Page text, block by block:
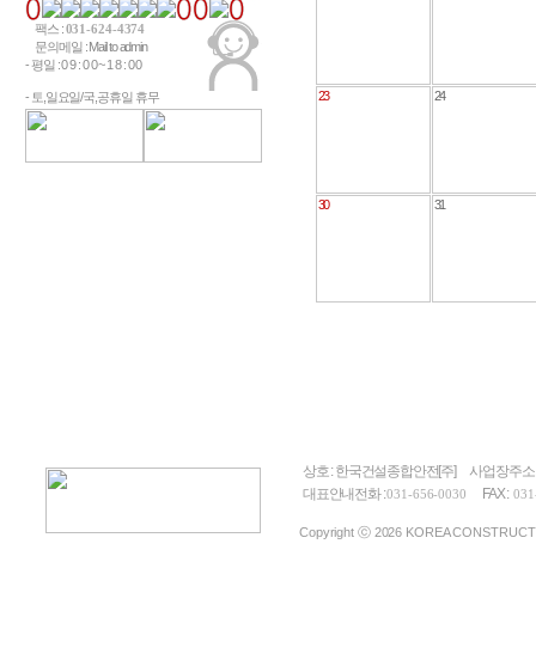
팩스 :031-624-4374
문의메일 :Mail to admin
- 평일 : 0 9 : 0 0 ~ 1 8 : 0 0
- 토,일요일/국,공휴일 휴무 23 24
30 31
상호 : 한국건설종합안전[주]
사업장주
대표안내전화 :031-656-0030 FAX :
Copyright ⓒ 2026 KOREA